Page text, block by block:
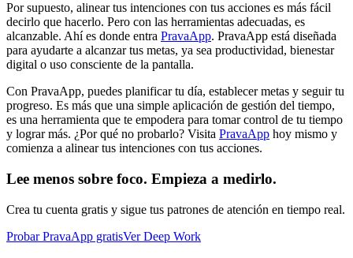
Por supuesto, alinear tus intenciones con tus acciones es más fácil
decirlo que hacerlo. Pero con las herramientas adecuadas, es
alcanzable. Ahí es donde entra PravaApp. PravaApp está diseñada
para ayudarte a alcanzar tus metas, ya sea productividad, bienestar
digital o uso consciente de la pantalla.
Con PravaApp, puedes planificar tu día, establecer metas y seguir tu
progreso. Es más que una simple aplicación de gestión del tiempo,
es una herramienta que te empodera para tomar control de tu tiempo
y lograr más. ¿Por qué no probarlo? Visita PravaApp hoy mismo y
comienza a alinear tus intenciones con tus acciones.
Lee menos sobre foco. Empieza a medirlo.
Crea tu cuenta gratis y sigue tus patrones de atención en tiempo real.
Probar PravaApp gratisVer Deep Work